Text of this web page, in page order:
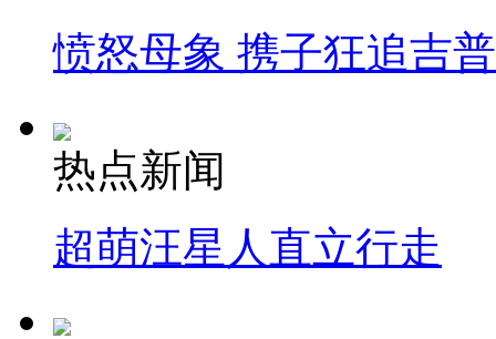
愤怒母象 携子狂追吉
热点新闻
超萌汪星人直立行走